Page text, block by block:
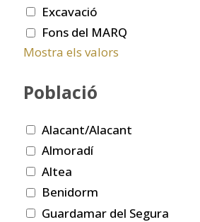
Excavació
Fons del MARQ
Mostra els valors
Població
Alacant/Alacant
Almoradí
Altea
Benidorm
Guardamar del Segura